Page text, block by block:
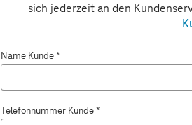
e
z
u
sich jederzeit an den
Name Kunde *
Telefonnummer Kunde *